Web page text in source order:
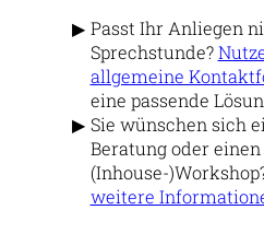
Passt Ihr Anliegen
Sprechstunde?
allgemeine
eine passende
Sie wünschen sich
Beratung oder einen
(Inhouse-
weitere